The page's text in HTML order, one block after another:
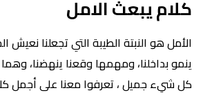
كلام يبعث الامل
الأمل هو النبتة الطيبة التي تجعلنا نعيش
ينمو بداخلنا، ومهمها وقعنا ينهضنا، وهما
كل شيء جميل ، تعرفوا معنا على أجمل